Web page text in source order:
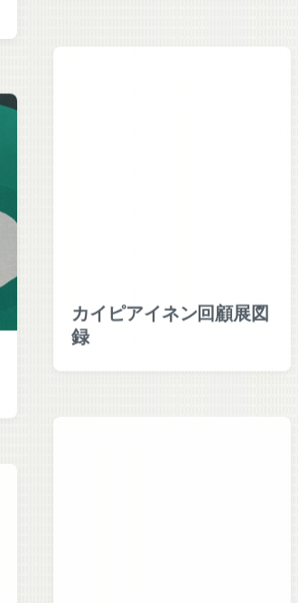
カイピアイネン回顧展図
録